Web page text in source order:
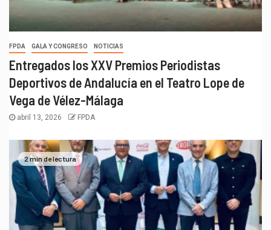
FPDA GALA Y CONGRESO NOTICIAS
Entregados los XXV Premios Periodistas
Deportivos de Andalucía en el Teatro Lope de
Vega de Vélez-Málaga
abril 13, 2026 FPDA
2 min de lectura